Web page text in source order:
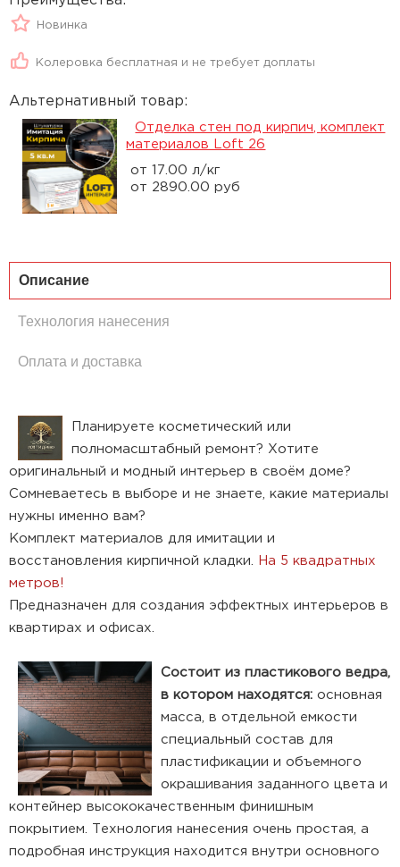
Новинка
Колеровка бесплатная и не требует доплаты
Альтернативный товар:
Отделка стен под кирпич, комплект
материалов Loft 26
от 17.00 л/кг
от 2890.00 руб
Описание
Технология нанесения
Оплата и доставка
Планируете косметический или
полномасштабный ремонт? Хотите
оригинальный и модный интерьер в своём доме?
Сомневаетесь в выборе и не знаете, какие материалы
нужны именно вам?
Комплект материалов для имитации и
восстановления кирпичной кладки.
На 5 квадратных
метров!
Предназначен для создания эффектных интерьеров в
квартирах и офисах.
Состоит из пластикового ведра,
в котором находятся: основная
масса, в отдельной емкости
специальный состав для
пластификации и объемного
окрашивания заданного цвета и
контейнер высококачественным финишным
покрытием. Технология нанесения очень простая, а
подробная инструкция находится внутри основного